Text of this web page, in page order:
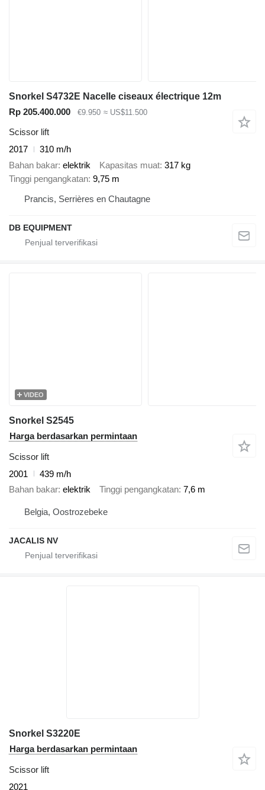
Snorkel S4732E Nacelle ciseaux électrique 12m
Rp 205.400.000
€9.950 ≈ US$11.500
Scissor lift
2017
310 m/h
Bahan bakar elektrik Kapasitas muat 317 kg
Tinggi pengangkatan 9,75 m
Prancis, Serrières en Chautagne
DB EQUIPMENT
VIDEO
Snorkel S2545
Harga berdasarkan permintaan
Scissor lift
2001
439 m/h
Bahan bakar elektrik Tinggi pengangkatan 7,6 m
Belgia, Oostrozebeke
JACALIS NV
Snorkel S3220E
Harga berdasarkan permintaan
Scissor lift
2021